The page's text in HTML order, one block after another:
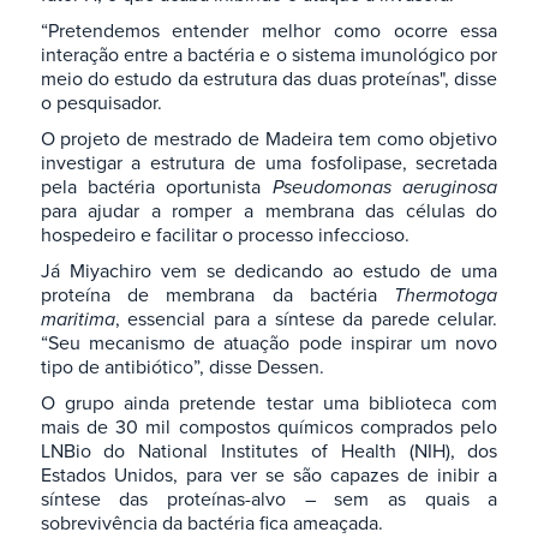
“Pretendemos entender melhor como ocorre essa
interação entre a bactéria e o sistema imunológico por
meio do estudo da estrutura das duas proteínas", disse
o pesquisador.
O projeto de mestrado de Madeira tem como objetivo
investigar a estrutura de uma fosfolipase, secretada
pela bactéria oportunista Pseudomonas aeruginosa
para ajudar a romper a membrana das células do
hospedeiro e facilitar o processo infeccioso.
Já Miyachiro vem se dedicando ao estudo de uma
proteína de membrana da bactéria Thermotoga
maritima, essencial para a síntese da parede celular.
“Seu mecanismo de atuação pode inspirar um novo
tipo de antibiótico”, disse Dessen.
O grupo ainda pretende testar uma biblioteca com
mais de 30 mil compostos químicos comprados pelo
LNBio do National Institutes of Health (NIH), dos
Estados Unidos, para ver se são capazes de inibir a
síntese das proteínas-alvo – sem as quais a
sobrevivência da bactéria fica ameaçada.